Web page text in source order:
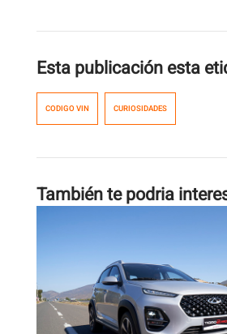
Esta publicación esta
CODIGO VIN CURIOSIDADES
También te podria